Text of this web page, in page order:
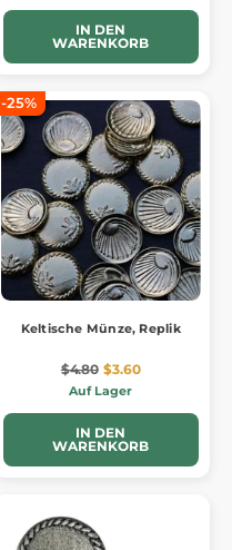
IN DEN
WARENKORB
-25%
Keltische Münze, Replik
$4.80 $3.60
Auf Lager
IN DEN
WARENKORB